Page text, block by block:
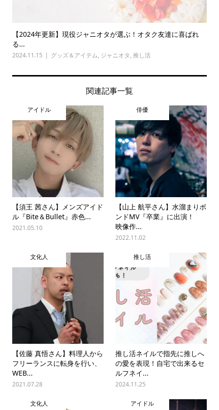
【2024年更新】現役ジャニオタが選ぶ！オタク友達に喜ばれ
る...
2024.11.15 グッズ＆アイテム, ジャニオタ, 推し活
関連記事一覧
アイドル
【須王 茜さん】メンズアイド
ル『Bite＆Bullet』赤色...
2021.05.10
俳優
【山上 航平さん】水溜まりボ
ンドMV『卒業』に出演！
映像作...
2022.11.02
文化人
【佐藤 真悟さん】料理人から
フリーランスに転身を行い、
WEB...
2021.07.28
推し活
推し活ネイルで指先に推しへ
の愛を表現！自宅で出来るセ
ルフネイ...
2024.11.25
文化人 アイドル